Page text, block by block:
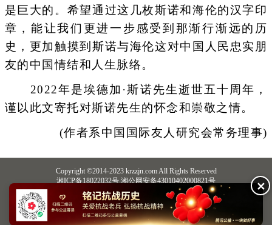
是巨大的。希望通过这几枚斯诺和海伦的汉字印
章，能让我们更进一步感受到那渐行渐远的历
史，更加触摸到斯诺与海伦这对中国人民忠实朋
友的中国情结和人生脉络。
2022年是埃德加·斯诺先生逝世五十周年，
谨以此文寄托对斯诺先生的怀念和崇敬之情。
(作者系中国国际友人研究会常务理事)
Copyright ©2014-2023 krzzjn.com All Rights Reserved
湘ICP备18022032号 湘公网安备43010402000821号
中央网信办违法和不良信息举报中心
长沙市互联网违法和不良信息举报中心
不良信息举报电话：0731-85531328 19198230121（微信同号）
纠错电话：18182129125 15116420702
QQ：2652168198
✕